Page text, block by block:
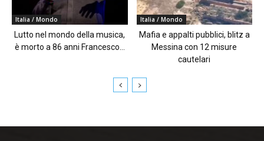
Italia / Mondo
Lutto nel mondo della musica,
è morto a 86 anni Francesco...
Italia / Mondo
Mafia e appalti pubblici, blitz a
Messina con 12 misure
cautelari